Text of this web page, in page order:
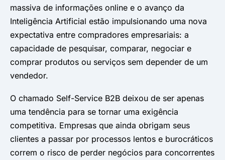
massiva de informações online e o avanço da
Inteligência Artificial estão impulsionando uma nova
expectativa entre compradores empresariais: a
capacidade de pesquisar, comparar, negociar e
comprar produtos ou serviços sem depender de um
vendedor.
O chamado Self-Service B2B deixou de ser apenas
uma tendência para se tornar uma exigência
competitiva. Empresas que ainda obrigam seus
clientes a passar por processos lentos e burocráticos
correm o risco de perder negócios para concorrentes